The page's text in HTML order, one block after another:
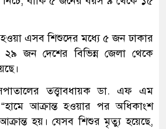
এসব শিশুদের মধ্যে ৫ জন ঢাকার
জন দেশের বিভিন্ন জেলা থেকে
তত্ত্বাবধায়ক ডা. এফ এম
আক্রান্ত হওয়ার পর অধিকাংশ
হয়। যেসব শিশুর মৃত্যু হয়েছে,